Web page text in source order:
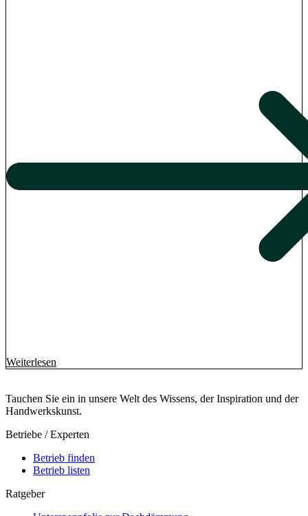
Weiterlesen
Tauchen Sie ein in unsere Welt des Wissens, der Inspiration und der
Handwerkskunst.
Betriebe / Experten
Betrieb finden
Betrieb listen
Ratgeber